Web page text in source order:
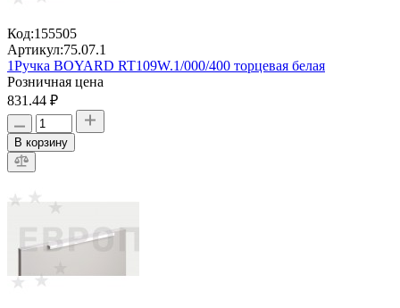
Код:155505
Артикул:75.07.1
1Ручка BOYARD RT109W.1/000/400 торцевая белая
Розничная цена
831.44 ₽
В корзину